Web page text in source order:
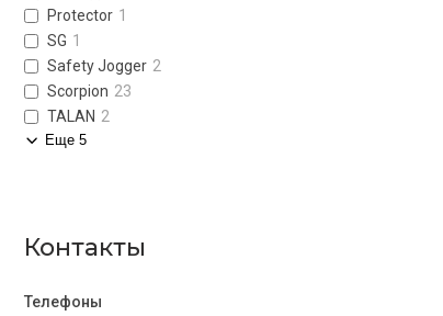
Protector 1
SG 1
Safety Jogger 2
Scorpion 23
TALAN 2
Еще 5
Контакты